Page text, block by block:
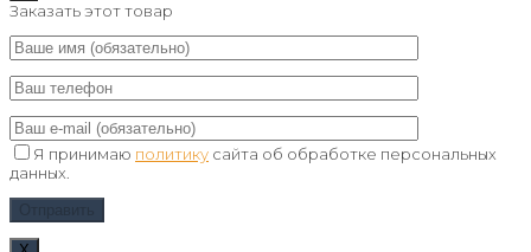
Заказать этот товар
Я принимаю политику сайта об обработке персональных
данных.